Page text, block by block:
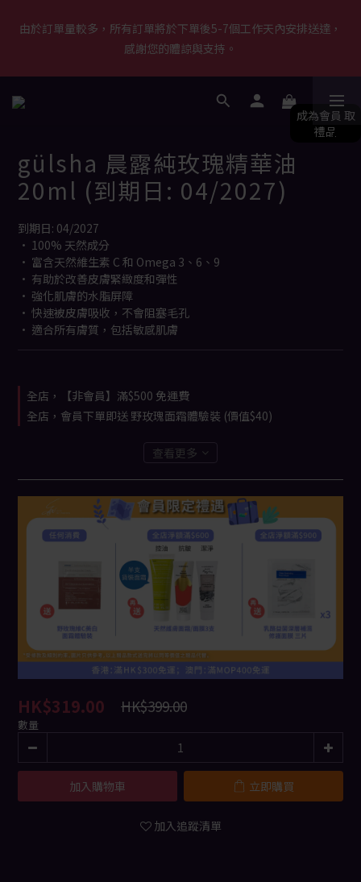
感謝您的體諒與支持。
由於訂單量較多，所有訂單將於下單後5-7個工作天內安排送達，
感謝您的體諒與支持。
【新會員首單優惠】首張訂單滿$500即減$50＋送白陶泥面膜 [優
惠碼: WELCOME]｜立即按此成為會員！ (*不可與其他優惠共同使
由於訂單量較多，所有訂單將於下單後5-7個工作天內安排送達，
感謝您的體諒與支持。
gülsha 晨露純玫瑰精華油
20ml (到期日: 04/2027)
到期日: 04/2027
• 100% 天然成分
• 富含天然維生素 C 和 Omega 3、6、9
• 有助於改善皮膚緊緻度和彈性
• 強化肌膚的水脂屏障
• 快速被皮膚吸收，不會阻塞毛孔
• 適合所有膚質，包括敏感肌膚
全店，【非會員】滿$500 免運費
全店，會員下單即送 野玫瑰面霜體驗裝 (價值$40)
查看更多
HK$319.00 HK$399.00
數量
加入購物車 立即購買
加入追蹤清單